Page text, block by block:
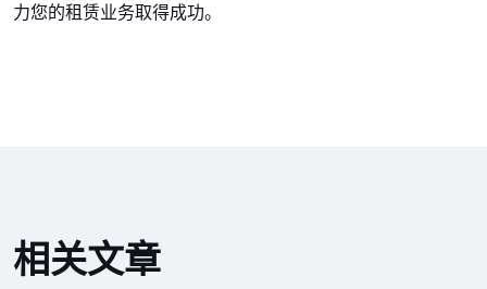
力您的租赁业务取得成功。
相关文章